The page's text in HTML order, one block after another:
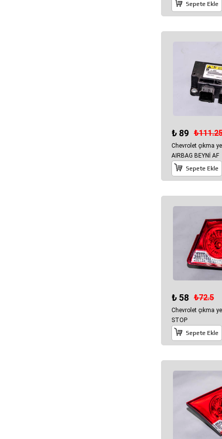
Sepete Ekle
₺ 89
Chevrolet çıkma
AIRBAG BEYNİ AF
Sepete Ekle
₺ 58 ₺72.5
Chevrolet çıkma
STOP
Sepete Ekle